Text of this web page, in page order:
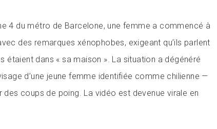
4 du métro de Barcelone, une femme a commencé à
des remarques xénophobes, exigeant qu’ils parlent
étaient dans « sa maison ». La situation a dégénéré
d’une jeune femme identifiée comme chilienne —
coups de poing. La vidéo est devenue virale en